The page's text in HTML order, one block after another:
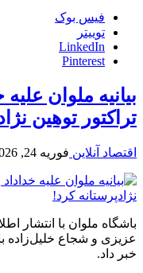
فیس بوک
توییتر
LinkedIn
Pinterest
بیانیه ملوان
تراکتور توهین
اقتصاد آنلاین فوریه 24, 2026
باشگاه ملوان با انتشار
عزیزی و شجاع خلیل‌زاده
خبر داد.